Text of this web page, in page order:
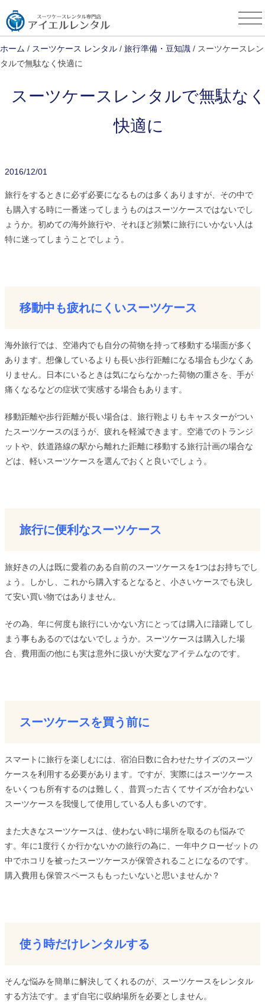
to
content
ホーム / スーツケース レンタル / 旅行準備・豆知識 / スーツケースレン
タルで無駄なく快適に
スーツケースレンタルで無駄な
快適に
2016/12/01
旅行をするときに必ず必要になるものは多くありますが、その中で
も購入する時に一番迷ってしまうものはスーツケースではないでし
ょうか。初めての海外旅行や、それほど頻繁に旅行にいかない人は
特に迷ってしまうことでしょう。
移動中も疲れにくいスーツケース
海外旅行では、空港内でも自分の荷物を持って移動する場面が多く
あります。想像しているよりも長い歩行距離になる場合も少なくあ
りません。日本にいるときは気にならなかった荷物の重さを、手が
痛くなるなどの症状で実感する場合もあります。
移動距離や歩行距離が長い場合は、旅行鞄よりもキャスターがつい
たスーツケースのほうが、疲れを軽減できます。空港でのトランジ
ットや、鉄道路線の駅から離れた距離に移動する旅行計画の場合な
どは、軽いスーツケースを選んでおくと良いでしょう。
旅行に便利なスーツケース
旅好きの人は既に愛着のある自前のスーツケースを1つはお持ちでし
ょう。しかし、これから購入するとなると、小さいケースでも決し
て安い買い物ではありません。
その為、年に何度も旅行にいかない方にとっては購入に躊躇してし
まう事もあるのではないでしょうか。スーツケースは購入した場
合、費用面の他にも実は意外に扱いが大変なアイテムなのです。
スーツケースを買う前に
スマートに旅行を楽しむには、宿泊日数に合わせたサイズのスーツ
ケースを利用する必要があります。ですが、実際にはスーツケース
をいくつも所有するのは難しく、昔買った古くてサイズが合わない
スーツケースを我慢して使用している人も多いのです。
また大きなスーツケースは、使わない時に場所を取るのも悩みで
す。年に1度行くか行かないかの旅行の為に、一年中クローゼットの
中でホコリを被ったスーツケースが保管されることになるのです。
購入費用も保管スペースももったいないと思いませんか？
使う時だけレンタルする
そんな悩みを簡単に解決してくれるのが、スーツケースをレンタル
する方法です。まず自宅に収納場所を必要としません。